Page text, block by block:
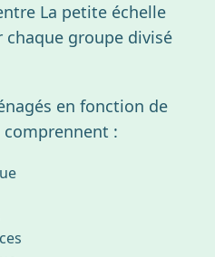
La petite échelle
groupe divisé
en fonction de
comprennent :